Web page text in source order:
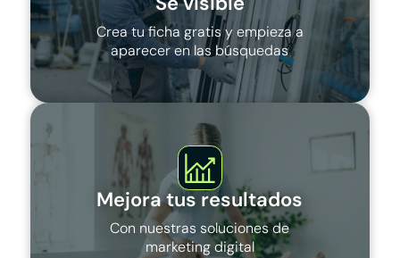
Crea tu ficha gratis y empieza a
aparecer en las búsquedas
Mejora tus resultados
Con nuestras soluciones de
marketing digital